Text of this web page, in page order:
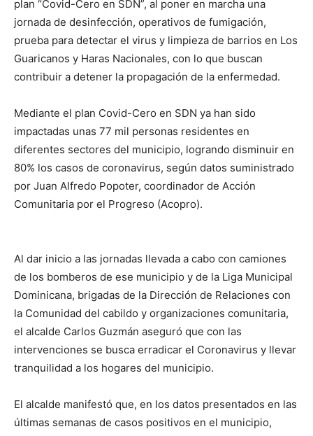
plan “Covid-Cero en SDN”, al poner en marcha una
jornada de desinfección, operativos de fumigación,
prueba para detectar el virus y limpieza de barrios en Los
Guaricanos y Haras Nacionales, con lo que buscan
contribuir a detener la propagación de la enfermedad.
Mediante el plan Covid-Cero en SDN ya han sido
impactadas unas 77 mil personas residentes en
diferentes sectores del municipio, logrando disminuir en
80% los casos de coronavirus, según datos suministrado
por Juan Alfredo Popoter, coordinador de Acción
Comunitaria por el Progreso (Acopro).
Al dar inicio a las jornadas llevada a cabo con camiones
de los bomberos de ese municipio y de la Liga Municipal
Dominicana, brigadas de la Dirección de Relaciones con
la Comunidad del cabildo y organizaciones comunitaria,
el alcalde Carlos Guzmán aseguró que con las
intervenciones se busca erradicar el Coronavirus y llevar
tranquilidad a los hogares del municipio.
El alcalde manifestó que, en los datos presentados en las
últimas semanas de casos positivos en el municipio,